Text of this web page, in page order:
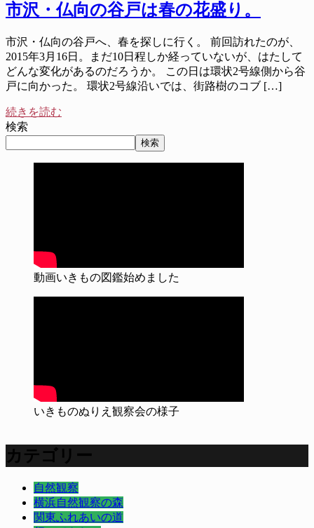
市沢・仏向の谷戸は春の花盛り。
市沢・仏向の谷戸へ、春を探しに行く。 前回訪れたのが、
2015年3月16日。まだ10日程しか経っていないが、はたして
どんな変化があるのだろうか。 この日は環状2号線側から谷
戸に向かった。 環状2号線沿いでは、街路樹のコブ […]
続きを読む
検索
検索
動画いきもの図鑑始めました
いきものぬりえ観察会の様子
カテゴリー
自然観察
横浜自然観察の森
関東ふれあいの道